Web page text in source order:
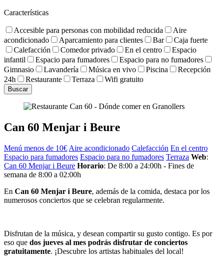
Características
Accesible para personas con mobilidad reducida
Aire
acondicionado
Aparcamiento para clientes Bar
Caja fuerte
Calefacción
Comedor privado En el centro
Espacio
infantil
Espacio para fumadores
Espacio para no fumadores
Gimnasio
Lavandería Música en vivo Piscina
Recepción
24h
Restaurante Terraza Wifi gratuito
Can 60 Menjar i Beure
Menú menos de 10€ Aire acondicionado Calefacción En el centro
Espacio para fumadores Espacio para no fumadores Terraza Web:
Can 60 Menjar i Beure Horario: De 8:00 a 24:00h - Fines de
semana de 8:00 a 02:00h
En Can 60 Menjar i Beure, además de la comida, destaca por los
numerosos conciertos que se celebran regularmente.
Disfrutan de la música, y desean compartir su gusto contigo. Es por
eso que dos jueves al mes podrás disfrutar de conciertos
gratuitamente. ¡Descubre los artistas habituales del local!